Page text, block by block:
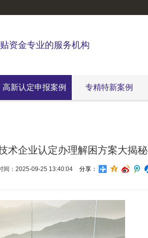
资金专业的服务机构
高新认定申报案例 专精特新案例
术企业认定办理解困方案大揭秘
间：2025-09-25 13:40:04 分享：